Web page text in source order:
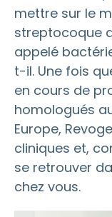
mettre sur le
streptocoque
appelé
t-il. Une fois
en cours de
homologués
Europe,
cliniques et,
se retrouver
chez vous.